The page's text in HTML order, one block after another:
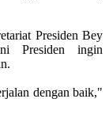
Presiden Bey
Presiden ingin
dengan baik,"